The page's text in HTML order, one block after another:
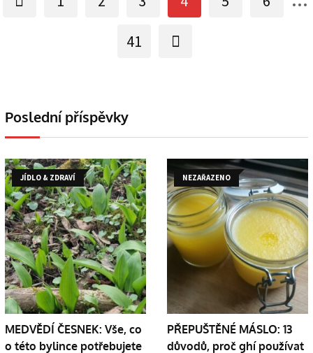
41
Poslední příspěvky
JÍDLO & ZDRAVÍ
MEDVĚDÍ ČESNEK: Vše, co
o této bylince potřebujete
NEZAŘAZENO
PŘEPUŠTĚNÉ MÁSLO: 13
důvodů, proč ghí používat